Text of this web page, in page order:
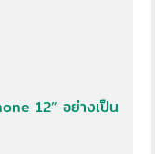
12” อย่างเป็น